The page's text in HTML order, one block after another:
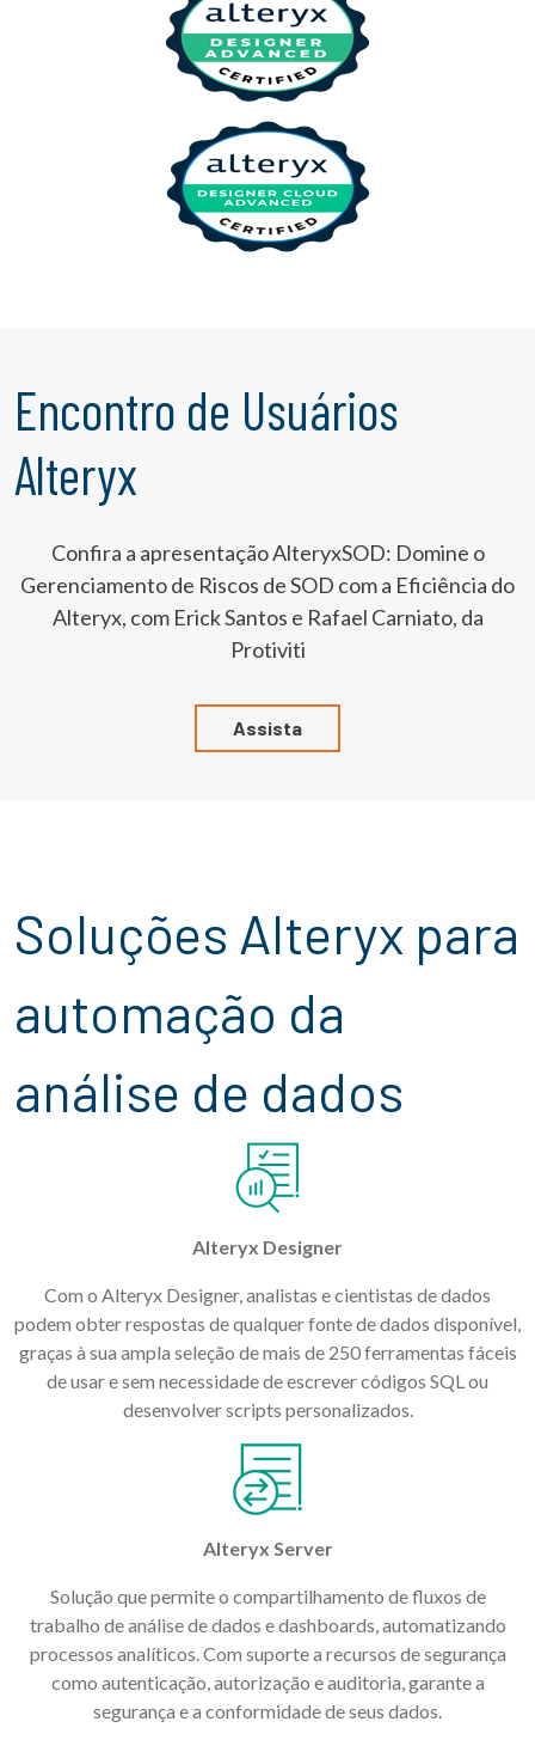
Encontro de Usuários
Alteryx
Confira a apresentação AlteryxSOD: Domine o
Gerenciamento de Riscos de SOD com a Eficiência do
Alteryx, com Erick Santos e Rafael Carniato, da
Protiviti
Assista
Soluções Alteryx para
automação da
análise de dados
Alteryx Designer
Com o Alteryx Designer, analistas e cientistas de dados
podem obter respostas de qualquer fonte de dados disponível,
graças à sua ampla seleção de mais de 250 ferramentas fáceis
de usar e sem necessidade de escrever códigos SQL ou
desenvolver scripts personalizados.
Alteryx Server
Solução que permite o compartilhamento de fluxos de
trabalho de análise de dados e dashboards, automatizando
processos analíticos. Com suporte a recursos de segurança
como autenticação, autorização e auditoria, garante a
segurança e a conformidade de seus dados.